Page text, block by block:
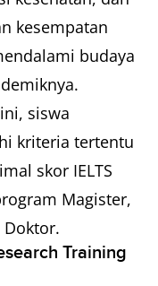
kesempatan
budaya
siswa
kriteria tertentu
skor IELTS
Magister,
Doktor.
Training